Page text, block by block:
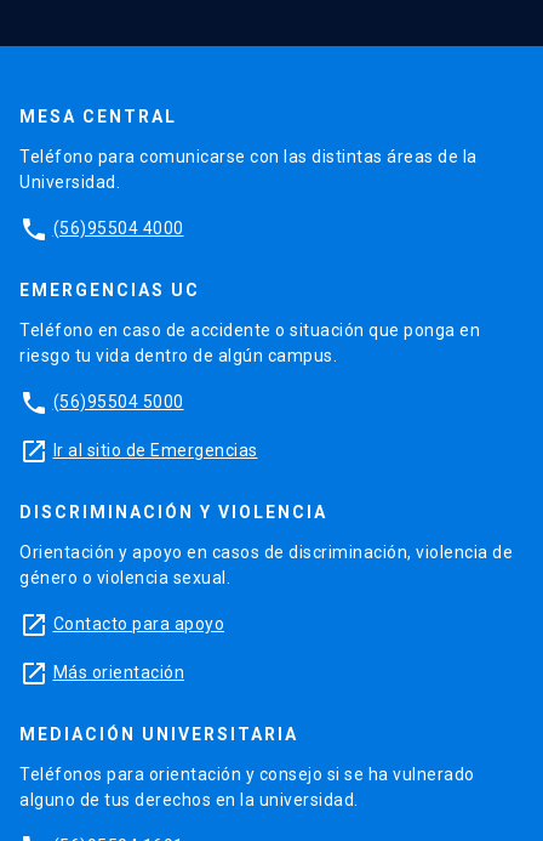
MESA CENTRAL
Teléfono para comunicarse con las distintas áreas de la
Universidad.
phone (56)95504 4000
EMERGENCIAS UC
Teléfono en caso de accidente o situación que ponga en
riesgo tu vida dentro de algún campus.
phone (56)95504 5000
launch Ir al sitio de Emergencias
DISCRIMINACIÓN Y VIOLENCIA
Orientación y apoyo en casos de discriminación, violencia de
género o violencia sexual.
launch Contacto para apoyo
launch Más orientación
MEDIACIÓN UNIVERSITARIA
Teléfonos para orientación y consejo si se ha vulnerado
alguno de tus derechos en la universidad.